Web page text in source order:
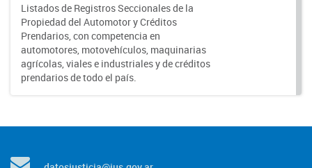
Listados de Registros Seccionales de la
Propiedad del Automotor y Créditos
Prendarios, con competencia en
automotores, motovehículos, maquinarias
agrícolas, viales e industriales y de créditos
prendarios de todo el país.